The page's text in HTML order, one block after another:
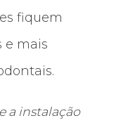
fiquem
e mais
a instalação